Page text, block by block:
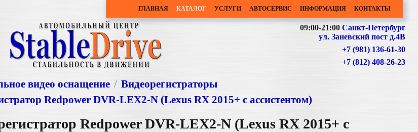
ГЛАВНАЯ КАТАЛОГ УСЛУГИ АВТОСЕРВИС ИНФОРМАЦИЯ КОНТАКТЫ
09:00-21:00 Санкт-Петербург
ул. Заневский пост д.4В
+7 (981) 136-61-30
+7 (812) 408-26-23
видео оснащение
Видеорегистраторы
Redpower DVR-LEX2-N (Lexus RX 2015+ c ассистентом)
Redpower DVR-LEX2-N (Lexus RX 2015+ c